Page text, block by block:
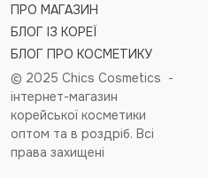
ПРО МАГАЗИН
БЛОГ ІЗ КОРЕЇ
БЛОГ ПРО КОСМЕТИКУ
© 2025 Chics Cosmetics -
інтернет-магазин
корейської косметики
оптом та в роздріб. Всі
права захищені